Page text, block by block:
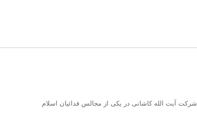
شرکت آیت الله کاشانی در یکی از مجالس فدائیان اسلام